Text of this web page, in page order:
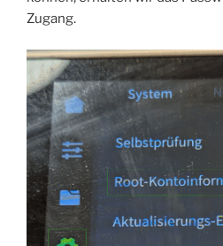
Zugang.